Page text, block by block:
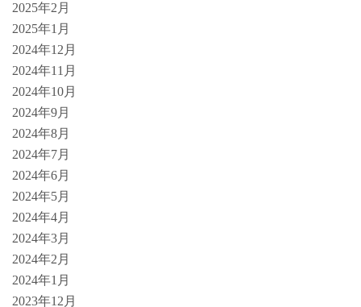
2025年2月
2025年1月
2024年12月
2024年11月
2024年10月
2024年9月
2024年8月
2024年7月
2024年6月
2024年5月
2024年4月
2024年3月
2024年2月
2024年1月
2023年12月